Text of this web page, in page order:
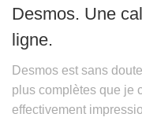
Desmos. Une
ligne.
Desmos est sans
plus complètes que je
effectivement